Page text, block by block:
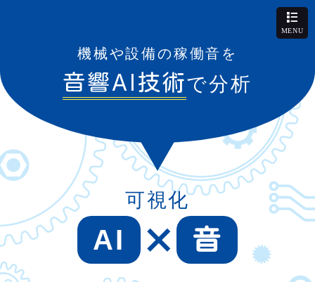
機械や設備の稼働音を
音響AI 技術で分析
可視化
AI 音